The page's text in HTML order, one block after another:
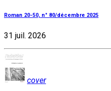
Roman 20-50, n° 80/décembre 2025
31 juil. 2026
cover